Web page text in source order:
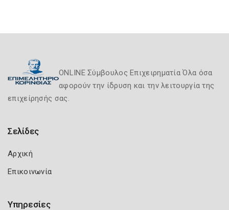
ONLINE Σύμβουλος Επιχειρηματία Όλα όσα
αφορούν την ίδρυση και την λειτουργία της
επιχείρησής σας.
Σελίδες
Αρχική
Επικοινωνία
Υπηρεσίες